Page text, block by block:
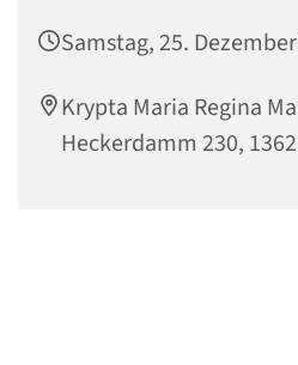
Samstag, 25.
Krypta Maria Regina
Heckerdamm 230,